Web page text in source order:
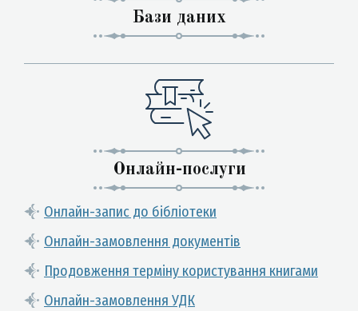
Бази даних
Онлайн-послуги
Онлайн-запис до бібліотеки
Онлайн-замовлення документів
Продовження терміну користування книгами
Онлайн-замовлення УДК